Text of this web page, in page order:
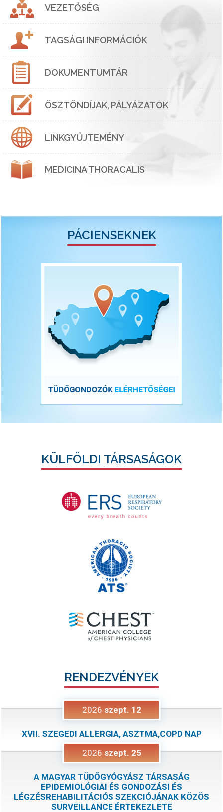
VEZETŐSÉG
TAGSÁGI INFORMÁCIÓK
DOKUMENTUMTÁR
ÖSZTÖNDÍJAK, PÁLYÁZATOK
LINKGYŰJTEMÉNY
MEDICINA THORACALIS
PÁCIENSEKNEK
KÜLFÖLDI TÁRSASÁGOK
RENDEZVÉNYEK
2026 szept. 12
XVII. SZEGEDI ALLERGIA, ASZTMA,COPD NAP
2026 szept. 25
A MAGYAR TÜDŐGYÓGYÁSZ TÁRSASÁG
EPIDEMIOLÓGIAI ÉS GONDOZÁSI ÉS
LÉGZÉSREHABILITÁCIÓS SZEKCIÓJÁNAK KÖZÖS
SURVEILLANCE ÉRTEKEZLETE